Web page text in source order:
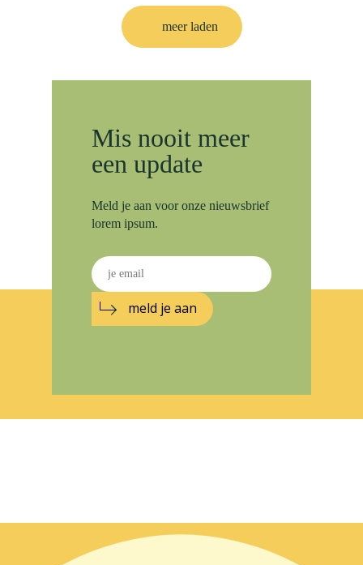
meer laden
Mis nooit meer
een update
Meld je aan voor onze nieuwsbrief
lorem ipsum.
meld je aan